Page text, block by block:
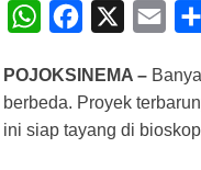
W
a
t
c
e
a
i
POJOKSINEMA –
berbeda. Proyek
ini siap tayang di